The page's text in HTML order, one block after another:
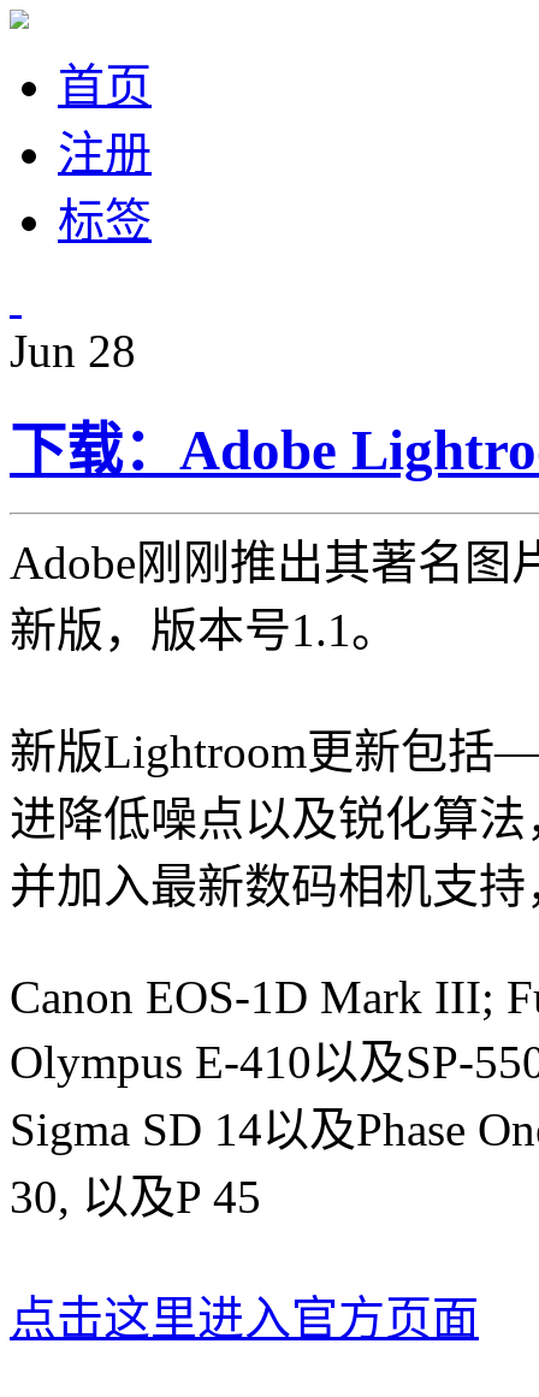
首页
注册
标签
Jun 28
下载：Adobe
Adobe刚刚推出其著名图
新版，版本号1.1。
新版Lightroom更新包括
进降低噪点以及锐化算
并加入最新数码相机支
Canon EOS-1D Mark III;
Olympus E-410以及SP-
Sigma SD 14以及Phase
30, 以及P 45
点击这里进入官方页面